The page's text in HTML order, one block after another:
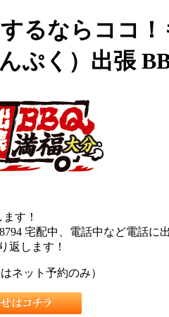
るならココ
んぷく）出張
す！
宅配中、電話中など電話に
返します！
ネット予約のみ）